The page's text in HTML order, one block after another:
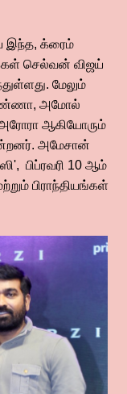
இந்த, க்ரைம்
செல்வன் விஜய்
மேலும்
அமோல்
அரோரா ஆகியோரும்
அமேசான்
பிப்ரவரி 10 ஆம்
பிராந்தியங்கள்